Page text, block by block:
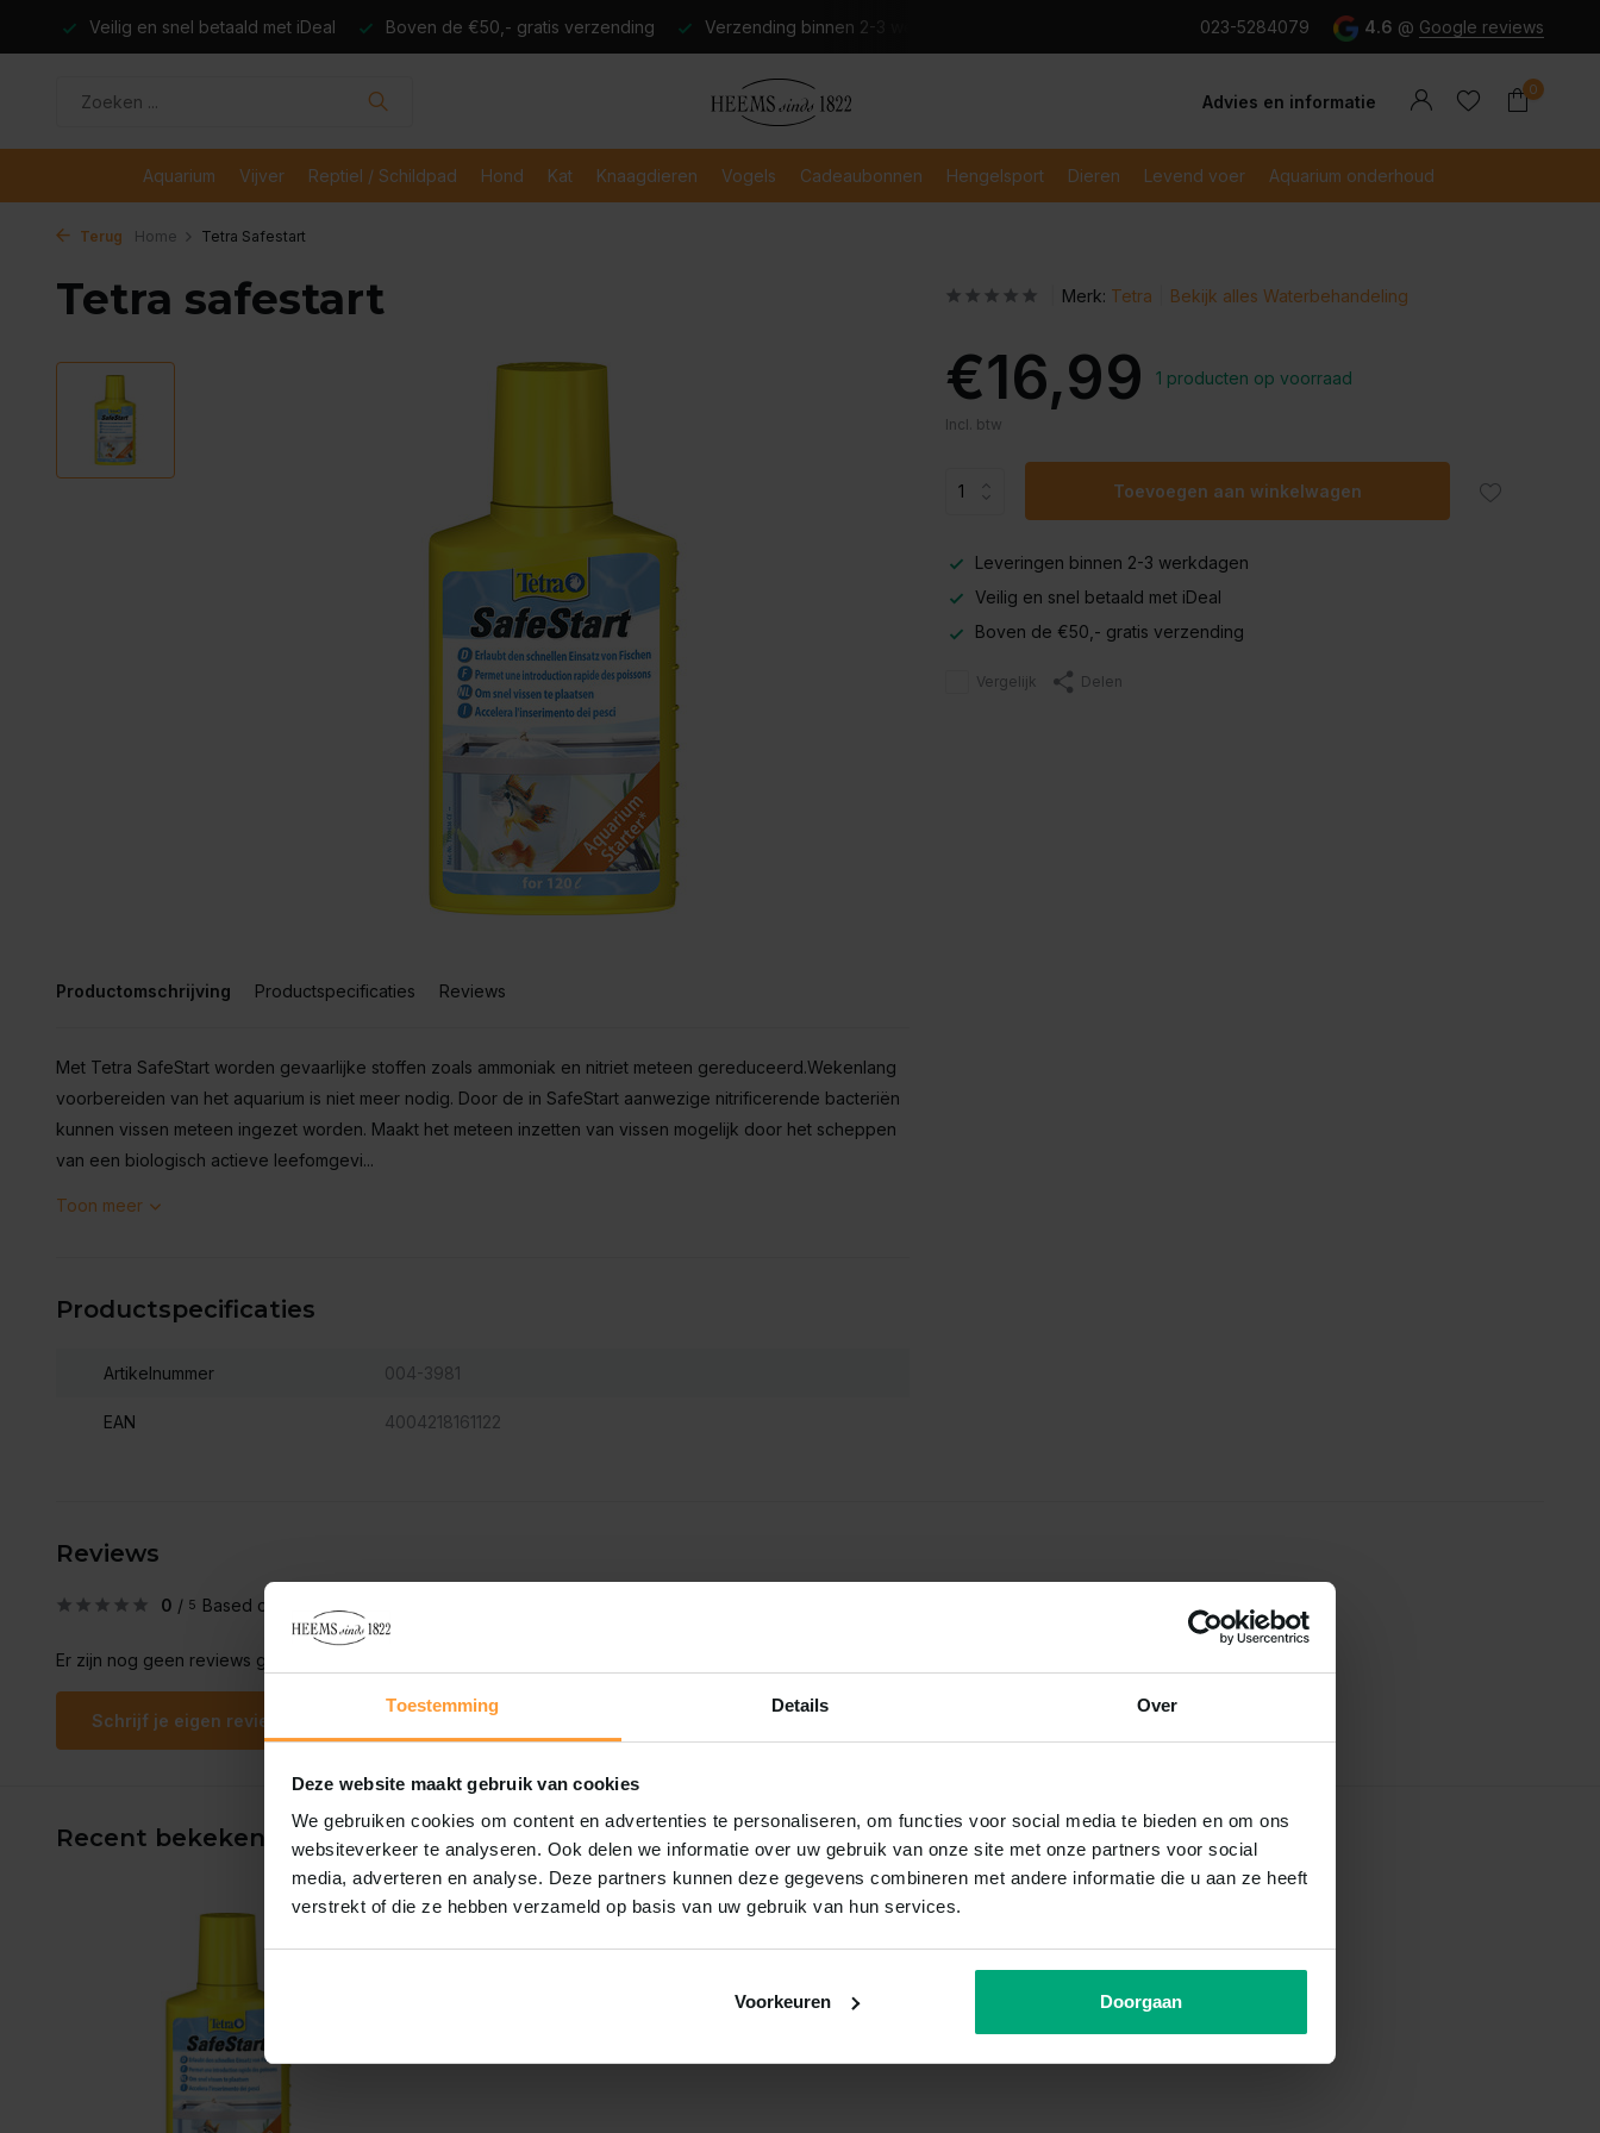
Toestemming Details Over
Deze website maakt gebruik van cookies
We gebruiken cookies om content en advertenties te personaliseren, om functies voor social media te bieden en om ons
websiteverkeer te analyseren. Ook delen we informatie over uw gebruik van onze site met onze partners voor social
media, adverteren en analyse. Deze partners kunnen deze gegevens combineren met andere informatie die u aan ze heeft
verstrekt of die ze hebben verzameld op basis van uw gebruik van hun services.
Voorkeuren Doorgaan
Veilig en snel betaald met iDeal Boven de €50,- gratis verzending Verzending binnen 2-3 werkdagen Veilig en snel betaald met iDeal
023-5284079 4.6 @ Google reviews
Advies en informatie
Account
0
Aquarium Vijver Reptiel / Schildpad Hond Kat Knaagdieren Vogels Cadeaubonnen Hengelsport Dieren Levend voer Aquarium onderhoud
Terug Home Tetra Safestart
Tetra safestart
Productomschrijving Productspecificaties Reviews
Met Tetra SafeStart worden gevaarlijke stoffen zoals ammoniak en nitriet meteen gereduceerd.Wekenlang
voorbereiden van het aquarium is niet meer nodig. Door de in SafeStart aanwezige nitrificerende bacteriën
kunnen vissen meteen ingezet worden. Maakt het meteen inzetten van vissen mogelijk door het scheppen
van een biologisch actieve leefomgevi...
Toon meer
Productspecificaties
Artikelnummer 004-3981
EAN 4004218161122
Merk: Tetra Bekijk alles Waterbehandeling
€16,99 1 producten op voorraad
Incl. btw
Toevoegen aan winkelwagen
Leveringen binnen 2-3 werkdagen
Veilig en snel betaald met iDeal
Boven de €50,- gratis verzending
Vergelijk Delen
Reviews
0 / 5 Based on 0 reviews
Er zijn nog geen reviews geschreven over dit product..
Schrijf je eigen review
Recent bekeken